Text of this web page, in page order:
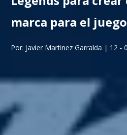
marca para el juego
Por: Javier Martinez Garralda | 12 -